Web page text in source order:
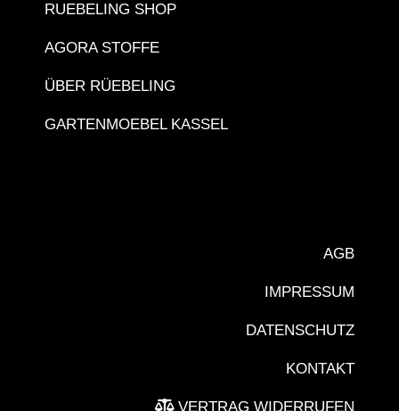
RUEBELING SHOP
AGORA STOFFE
ÜBER RÜEBELING
GARTENMOEBEL KASSEL
AGB
IMPRESSUM
DATENSCHUTZ
KONTAKT
VERTRAG WIDERRUFEN